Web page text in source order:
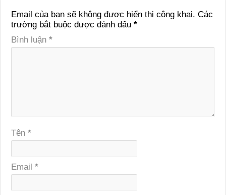
Email của bạn sẽ không được hiển thị công khai. Các
trường bắt buộc được đánh dấu*
Bình luận*
Tên*
Email*